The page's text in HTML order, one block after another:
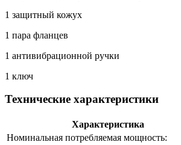
1 защитный кожух
1 пара фланцев
1 антивибрационной ручки
1 ключ
Технические характеристики
Характеристика
Номинальная потребляемая мощность: